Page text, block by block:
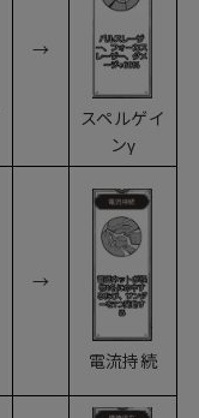
→
スペルゲイ
ンγ
→
電流持続